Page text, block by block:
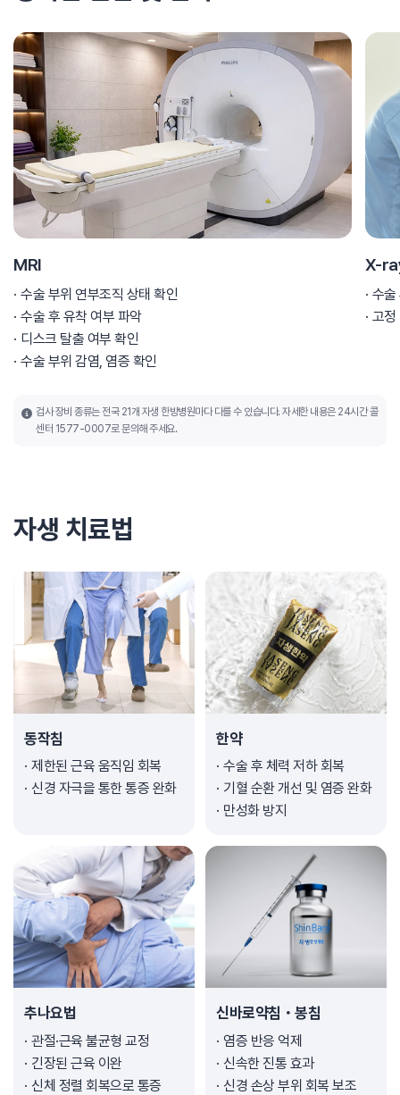
MRI
수술 부위 연부조직 상태 확인
수술 후 유착 여부 파악
디스크 탈출 여부 확인
수술 부위 감염, 염증 확인
X-
수술
고정
검사 장비 종류는 전국 21개 자생 한방병원마다 다를 수 있습니다. 자세한 내용은 24시간 콜
센터 1577-0007로 문의해 주세요.
자생 치료법
동작침
제한된 근육 움직임 회복
신경 자극을 통한 통증 완화
한약
수술 후 체력 저하 회복
기혈 순환 개선 및 염증 완화
만성화 방지
추나요법
관절·근육 불균형 교정
긴장된 근육 이완
신체 정렬 회복으로 통증
신바로약침・봉침
염증 반응 억제
신속한 진통 효과
신경 손상 부위 회복 보조